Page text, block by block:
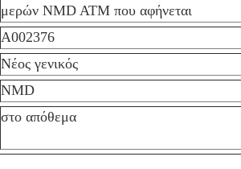
μερών NMD ATM που αφήνεται
A002376
Νέος γενικός
NMD
στο απόθεμα